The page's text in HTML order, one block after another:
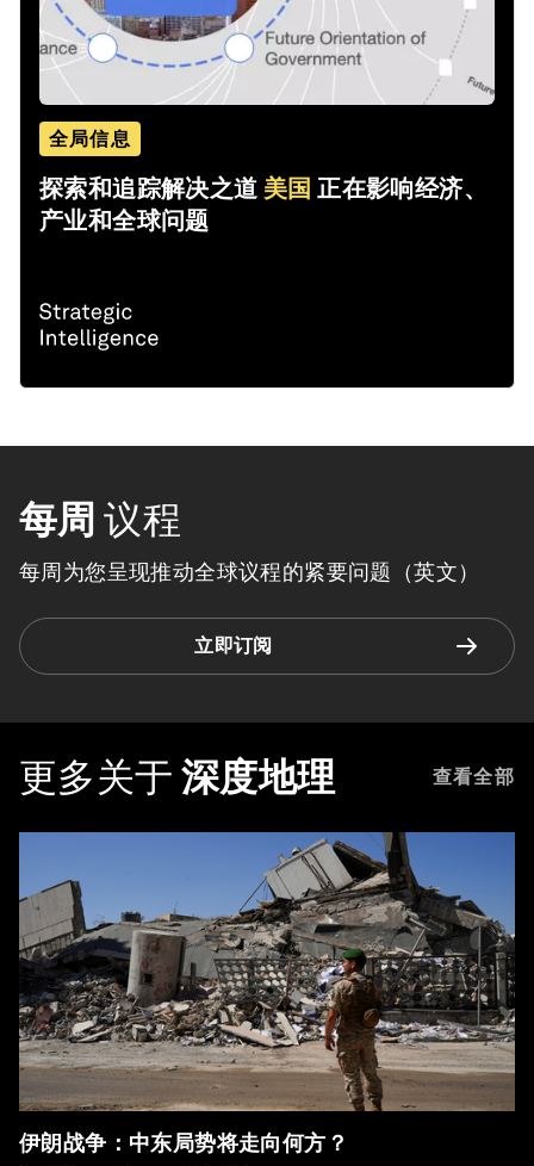
全局信息
探索和追踪解决之道 美国 正在影响经济、
产业和全球问题
每周 议程
每周为您呈现推动全球议程的紧要问题（英文）
立即订阅
更多关于 深度地理 查看全部
伊朗战争：中东局势将走向何方？